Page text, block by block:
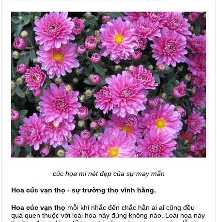
cúc họa mi nét đẹp của sự may mắn
Hoa cúc vạn thọ - sự trường thọ vĩnh hằng.
Hoa cúc vạn thọ mỗi khi nhắc đến chắc hẳn ai ai cũng đều
quá quen thuộc với loài hoa này đúng không nào. Loài hoa này